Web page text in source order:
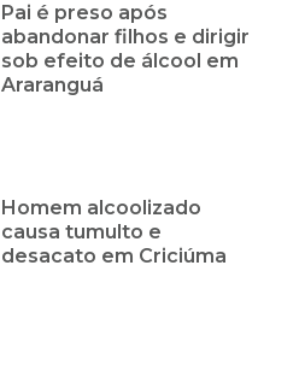
Pai é preso após
abandonar filhos e dirigir
sob efeito de álcool em
Araranguá
Homem alcoolizado
causa tumulto e
desacato em Criciúma